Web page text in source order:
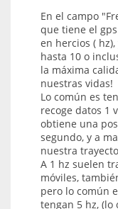
En el campo
que tiene el
en hercios (
hasta 10 o
la máxima
nuestras vidas!
Lo común es
recoge datos 1
obtiene una
segundo, y a
nuestra
A 1 hz suelen
móviles,
pero lo común
tengan 5 hz, (lo